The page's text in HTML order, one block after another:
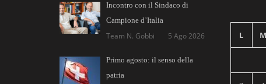
Incontro con il Sindaco di
Campione d’Italia
Team N. Gobbi 5 Ago 2026
Primo agosto: il senso della
patria
L M